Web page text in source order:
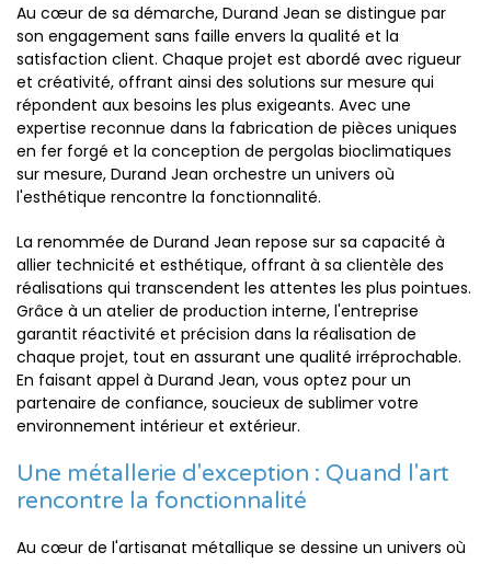
Au cœur de sa démarche, Durand Jean se distingue par
son engagement sans faille envers la qualité et la
satisfaction client. Chaque projet est abordé avec rigueur
et créativité, offrant ainsi des solutions sur mesure qui
répondent aux besoins les plus exigeants. Avec une
expertise reconnue dans la fabrication de pièces uniques
en fer forgé et la conception de pergolas bioclimatiques
sur mesure, Durand Jean orchestre un univers où
l'esthétique rencontre la fonctionnalité.
La renommée de Durand Jean repose sur sa capacité à
allier technicité et esthétique, offrant à sa clientèle des
réalisations qui transcendent les attentes les plus pointues.
Grâce à un atelier de production interne, l'entreprise
garantit réactivité et précision dans la réalisation de
chaque projet, tout en assurant une qualité irréprochable.
En faisant appel à Durand Jean, vous optez pour un
partenaire de confiance, soucieux de sublimer votre
environnement intérieur et extérieur.
Une métallerie d'exception : Quand l'art
rencontre la fonctionnalité
Au cœur de l'artisanat métallique se dessine un univers où